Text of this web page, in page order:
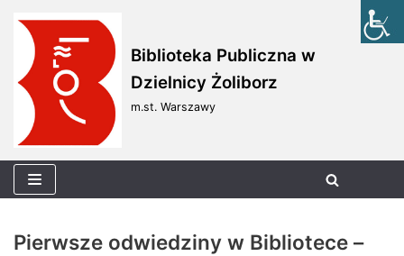
Skocz
do
treści
Biblioteka Publiczna w
Dzielnicy Żoliborz
m.st. Warszawy
Pierwsze odwiedziny w Bibliotece –